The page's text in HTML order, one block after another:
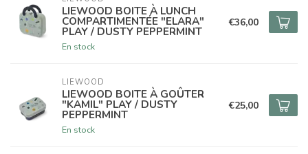
LIEWOOD BOITE À LUNCH
COMPARTIMENTÉE "ELARA"
PLAY / DUSTY PEPPERMINT
En stock
€36,00
LIEWOOD
LIEWOOD BOITE À GOÛTER
"KAMIL" PLAY / DUSTY
PEPPERMINT
En stock
€25,00